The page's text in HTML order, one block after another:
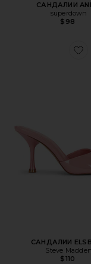
САНДАЛИИ
superdown
$98
САНДАЛИИ
Steve Madden
$110